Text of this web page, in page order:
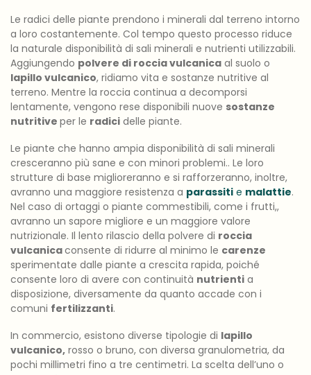
Le radici delle piante prendono i minerali dal terreno intorno
a loro costantemente. Col tempo questo processo riduce
la naturale disponibilità di sali minerali e nutrienti utilizzabili.
Aggiungendo polvere di roccia vulcanica al suolo o
lapillo vulcanico, ridiamo vita e sostanze nutritive al
terreno. Mentre la roccia continua a decomporsi
lentamente, vengono rese disponibili nuove sostanze
nutritive per le radici delle piante.
Le piante che hanno ampia disponibilità di sali minerali
cresceranno più sane e con minori problemi.. Le loro
strutture di base miglioreranno e si rafforzeranno, inoltre,
avranno una maggiore resistenza a parassiti e malattie.
Nel caso di ortaggi o piante commestibili, come i frutti,,
avranno un sapore migliore e un maggiore valore
nutrizionale. Il lento rilascio della polvere di roccia
vulcanicaconsente di ridurre al minimo le carenze
sperimentate dalle piante a crescita rapida, poiché
consente loro di avere con continuità nutrienti a
disposizione, diversamente da quanto accade con i
comuni fertilizzanti.
In commercio, esistono diverse tipologie di lapillo
vulcanico, rosso o bruno, con diversa granulometria, da
pochi millimetri fino a tre centimetri. La scelta dell’uno o